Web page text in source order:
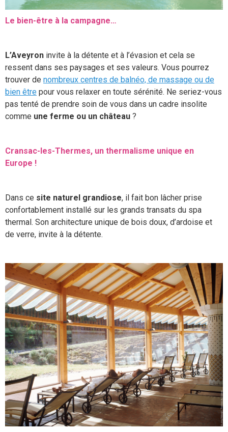
Le bien-être à la campagne…
L’Aveyron invite à la détente et à l’évasion et cela se
ressent dans ses paysages et ses valeurs. Vous pourrez
trouver de nombreux centres de balnéo, de massage ou de
bien être pour vous relaxer en toute sérénité. Ne seriez-vous
pas tenté de prendre soin de vous dans un cadre insolite
comme une ferme ou un château ?
Cransac-les-Thermes, un thermalisme unique en
Europe !
Dans ce site naturel grandiose, il fait bon lâcher prise
confortablement installé sur les grands transats du spa
thermal. Son architecture unique de bois doux, d’ardoise et
de verre, invite à la détente.